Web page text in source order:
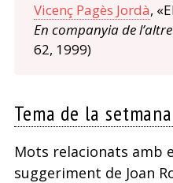
Vicenç Pagès Jordà,
En companyia de l’altre
62, 1999)
Tema de la setmana
Mots relacionats amb
suggeriment de Joan